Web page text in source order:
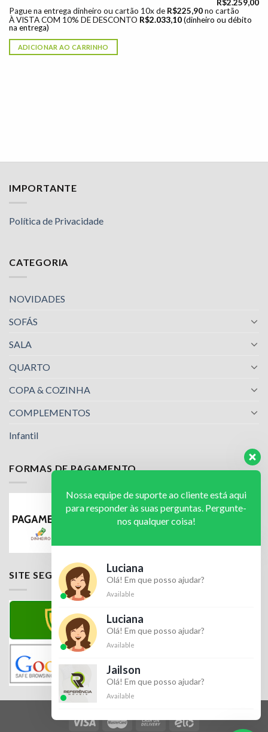
R$2.259,00
Pague na entrega dinheiro ou cartão 10x de R$225,90 no cartão
À VISTA COM 10% DE DESCONTO R$2.033,10 (dinheiro ou débito
na entrega)
ADICIONAR AO CARRINHO
IMPORTANTE
Política de Privacidade
CATEGORIA
NOVIDADES
SOFÁS
SALA
QUARTO
COPA & COZINHA
COMPLEMENTOS
Infantil
FORMAS DE PAGAMENTO
SITE SEGURO
Nossa equipe de suporte ao cliente está aqui
para responder às suas perguntas. Pergunte-
nos qualquer coisa!
Luciana
Olá! Em que posso ajudar?
Available
Luciana
Olá! Em que posso ajudar?
Available
Jailson
Olá! Em que posso ajudar?
Available